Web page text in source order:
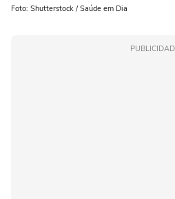
Foto: Shutterstock / Saúde em Dia